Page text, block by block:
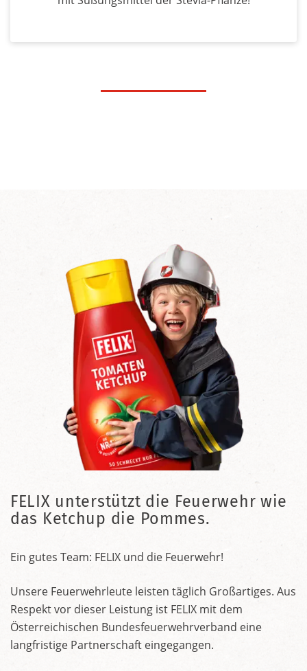
FELIX unterstützt die Feuerwehr wie
das Ketchup die Pommes.
Ein gutes Team: FELIX und die Feuerwehr!
Unsere Feuerwehrleute leisten täglich Großartiges. Aus
Respekt vor dieser Leistung ist FELIX mit dem
Österreichischen Bundesfeuerwehrverband eine
langfristige Partnerschaft eingegangen.